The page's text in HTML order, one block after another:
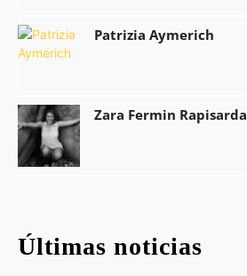
Patrizia Aymerich
Zara Fermin Rapisarda
Últimas noticias